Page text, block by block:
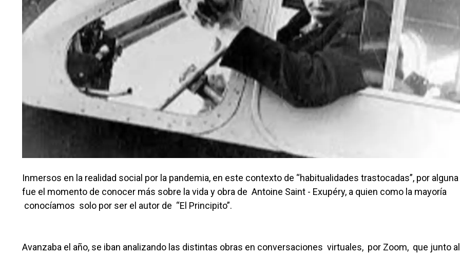
Inmersos en la realidad social por la pandemia, en este contexto de “habitualidades trastocadas”, por
fue el momento de conocer más sobre la vida y obra de Antoine Saint - Exupéry, a quien como la mayoría
conocíamos solo por ser el autor de “El Principito”.
Avanzaba el año, se iban analizando las distintas obras en conversaciones virtuales, por Zoom, que junto al